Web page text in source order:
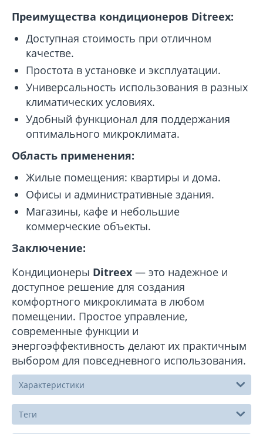
Преимущества кондиционеров Ditreex:
Доступная стоимость при отличном
качестве.
Простота в установке и эксплуатации.
Универсальность использования в разных
климатических условиях.
Удобный функционал для поддержания
оптимального микроклимата.
Область применения:
Жилые помещения: квартиры и дома.
Офисы и административные здания.
Магазины, кафе и небольшие
коммерческие объекты.
Заключение:
Кондиционеры Ditreex — это надежное и
доступное решение для создания
комфортного микроклимата в любом
помещении. Простое управление,
современные функции и
энергоэффективность делают их практичным
выбором для повседневного использования.
Характеристики
Теги